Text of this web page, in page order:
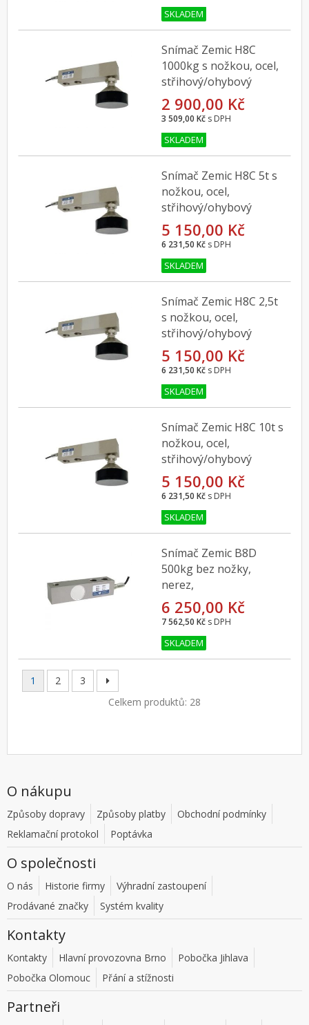
SKLADEM
Snímač Zemic H8C
1000kg s nožkou, ocel,
střihový/ohybový
2 900,00 Kč
3 509,00 Kč s DPH
SKLADEM
Snímač Zemic H8C 5t s
nožkou, ocel,
střihový/ohybový
5 150,00 Kč
6 231,50 Kč s DPH
SKLADEM
Snímač Zemic H8C 2,5t
s nožkou, ocel,
střihový/ohybový
5 150,00 Kč
6 231,50 Kč s DPH
SKLADEM
Snímač Zemic H8C 10t s
nožkou, ocel,
střihový/ohybový
5 150,00 Kč
6 231,50 Kč s DPH
SKLADEM
Snímač Zemic B8D
500kg bez nožky,
nerez,
střihový/ohybový
6 250,00 Kč
7 562,50 Kč s DPH
SKLADEM
1 2
3
Celkem produktů: 28
O nákupu
Způsoby dopravy Způsoby platby
Obchodní podmínky
Reklamační protokol
Poptávka
O společnosti
O nás Historie firmy
Výhradní zastoupení
Prodávané značky
Systém kvality
Kontakty
Kontakty Hlavní provozovna Brno
Pobočka Jihlava
Pobočka Olomouc
Přání a stížnosti
Partneři